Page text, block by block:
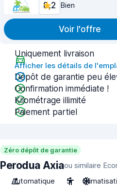
8,2 Bien
Voir l'offre
Uniquement livraison
Afficher les détails de
Dépôt de garantie peu
Confirmation immédiate !
Kilométrage illimité
Paiement partiel
Zéro dépôt de garantie
Perodua Axiaou similaire
Automatique
5